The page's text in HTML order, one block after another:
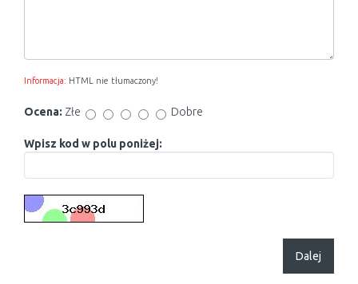
Informacja: HTML nie tłumaczony!
Ocena: Złe Dobre
Wpisz kod w polu poniżej:
Dalej